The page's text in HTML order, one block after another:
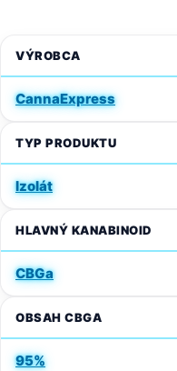
VÝROBCA
CannaExpress
TYP PRODUKTU
Izolát
HLAVNÝ KANABINOID
CBGa
OBSAH CBGA
95%